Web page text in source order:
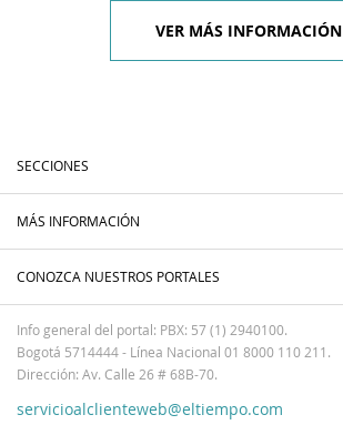
VER MÁS INFORMACIÓN
SECCIONES
MÁS INFORMACIÓN
CONOZCA NUESTROS PORTALES
Info general del portal: PBX: 57 (1) 2940100.
Bogotá 5714444 - Línea Nacional 01 8000 110 211.
Dirección: Av. Calle 26 # 68B-70.
servicioalclienteweb@eltiempo.com